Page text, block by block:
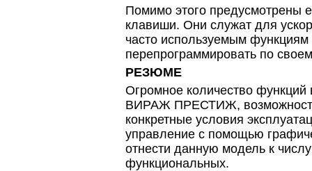
Помимо этого предусмотрены
клавиши. Они служат для
часто используемым
перепрограммировать по
РЕЗЮМЕ
Огромное количество
ВИРАЖ ПРЕСТИЖ, возможность
конкретные условия
управление с помощью
отнести данную модель к
функциональных.